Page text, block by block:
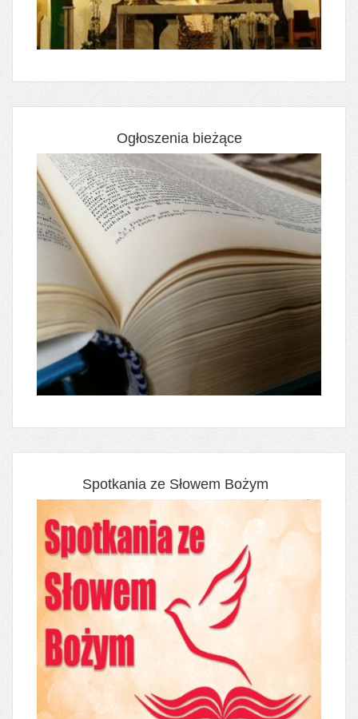
Ogłoszenia bieżące
Spotkania ze Słowem Bożym